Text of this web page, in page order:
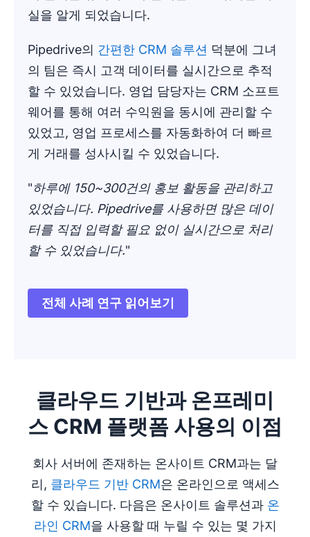
실을 알게 되었습니다.
Pipedrive의 간편한 CRM 솔루션 덕분에 그녀
의 팀은 즉시 고객 데이터를 실시간으로 추적
할 수 있었습니다. 영업 담당자는 CRM 소프트
웨어를 통해 여러 수익원을 동시에 관리할 수
있었고, 영업 프로세스를 자동화하여 더 빠르
게 거래를 성사시킬 수 있었습니다.
"하루에 150~300건의 홍보 활동을 관리하고
있었습니다. Pipedrive를 사용하면 많은 데이
터를 직접 입력할 필요 없이 실시간으로 처리
할 수 있었습니다."
전체 사례 연구 읽어보기
새 창에서 열기
클라우드 기반과 온프레미
스 CRM 플랫폼 사용의 이점
회사 서버에 존재하는 온사이트 CRM과는 달
리, 클라우드 기반 CRM은 온라인으로 액세스
할 수 있습니다. 다음은 온사이트 솔루션과 온
라인 CRM을 사용할 때 누릴 수 있는 몇 가지